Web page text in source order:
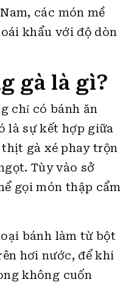
các món mề
khẩu với độ dòn
gà là gì?
chỉ có bánh ăn
là sự kết hợp giữa
gà xé phay trộn
Tùy vào sở
gọi món thập cẩm
bánh làm từ bột
hơi nước, để khi
không cuốn